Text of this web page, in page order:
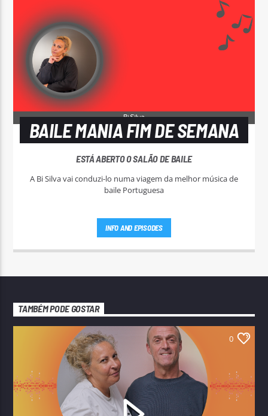
BAILE MANIA FIM DE SEMANA
ESTÁ ABERTO O SALÃO DE BAILE
A Bi Silva vai conduzi-lo numa viagem da melhor música de
baile Portuguesa
INFO AND EPISODES
TAMBÉM PODE GOSTAR
0